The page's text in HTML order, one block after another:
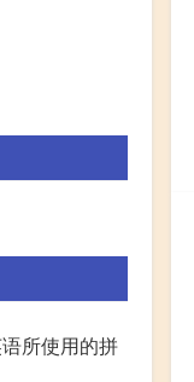
所使用的拼